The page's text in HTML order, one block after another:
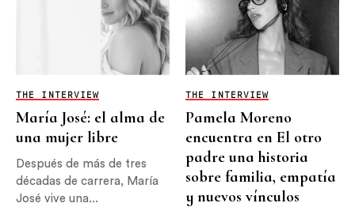
THE INTERVIEW
María José: el alma de
una mujer libre
Después de más de tres
décadas de carrera, María
José vive una...
THE INTERVIEW
Pamela Moreno
encuentra en El otro
padre una historia
sobre familia, empatía
y nuevos vínculos